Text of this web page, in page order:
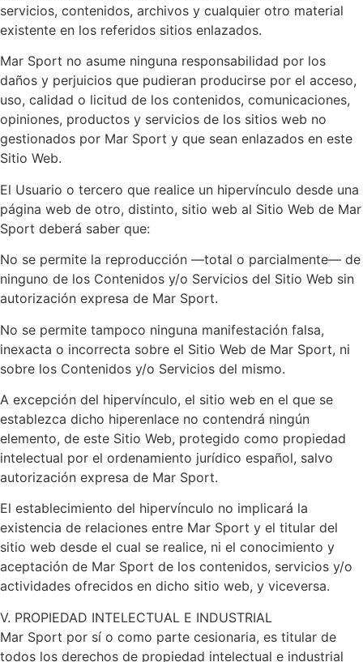
servicios, contenidos, archivos y cualquier otro material
existente en los referidos sitios enlazados.
Mar Sport no asume ninguna responsabilidad por los
daños y perjuicios que pudieran producirse por el acceso,
uso, calidad o licitud de los contenidos, comunicaciones,
opiniones, productos y servicios de los sitios web no
gestionados por Mar Sport y que sean enlazados en este
Sitio Web.
El Usuario o tercero que realice un hipervínculo desde una
página web de otro, distinto, sitio web al Sitio Web de Mar
Sport deberá saber que:
No se permite la reproducción —total o parcialmente— de
ninguno de los Contenidos y/o Servicios del Sitio Web sin
autorización expresa de Mar Sport.
No se permite tampoco ninguna manifestación falsa,
inexacta o incorrecta sobre el Sitio Web de Mar Sport, ni
sobre los Contenidos y/o Servicios del mismo.
A excepción del hipervínculo, el sitio web en el que se
establezca dicho hiperenlace no contendrá ningún
elemento, de este Sitio Web, protegido como propiedad
intelectual por el ordenamiento jurídico español, salvo
autorización expresa de Mar Sport.
El establecimiento del hipervínculo no implicará la
existencia de relaciones entre Mar Sport y el titular del
sitio web desde el cual se realice, ni el conocimiento y
aceptación de Mar Sport de los contenidos, servicios y/o
actividades ofrecidos en dicho sitio web, y viceversa.
V. PROPIEDAD INTELECTUAL E INDUSTRIAL
Mar Sport por sí o como parte cesionaria, es titular de
todos los derechos de propiedad intelectual e industrial